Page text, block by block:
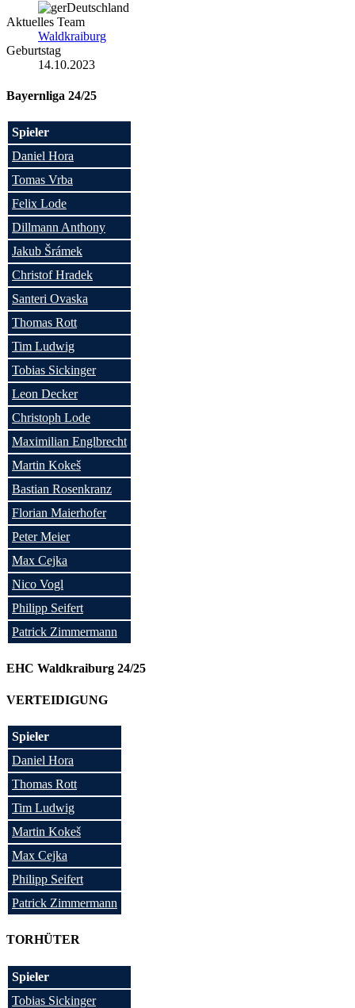
Deutschland
Aktuelles Team
Waldkraiburg
Geburtstag
14.10.2023
Bayernliga 24/25
Spieler
Daniel Hora
Tomas Vrba
Felix Lode
Dillmann Anthony
Jakub Šrámek
Christof Hradek
Santeri Ovaska
Thomas Rott
Tim Ludwig
Tobias Sickinger
Leon Decker
Christoph Lode
Maximilian Englbrecht
Martin Kokeš
Bastian Rosenkranz
Florian Maierhofer
Peter Meier
Max Cejka
Nico Vogl
Philipp Seifert
Patrick Zimmermann
EHC Waldkraiburg 24/25
VERTEIDIGUNG
Spieler
Daniel Hora
Thomas Rott
Tim Ludwig
Martin Kokeš
Max Cejka
Philipp Seifert
Patrick Zimmermann
TORHÜTER
Spieler
Tobias Sickinger